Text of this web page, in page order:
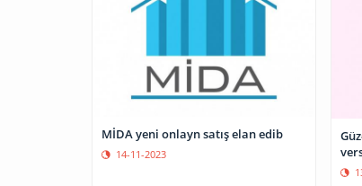
MİDA yeni onlayn satış elan edib
14-11-2023